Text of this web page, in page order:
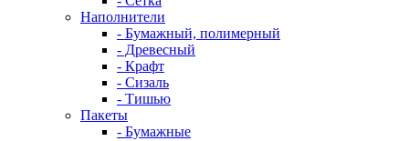
Наполнители
- Бумажный, полимерный
- Древесный
- Крафт
- Сизаль
- Тишью
Пакеты
- Бумажные